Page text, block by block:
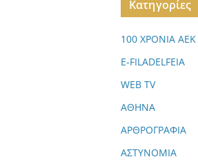
Kατηγορίες
100 ΧΡΟΝΙΑ ΑΕΚ
E-FILADELFEIA
WEB TV
ΑΘΗΝΑ
ΑΡΘΡΟΓΡΑΦΙΑ
ΑΣΤΥΝΟΜΙΑ